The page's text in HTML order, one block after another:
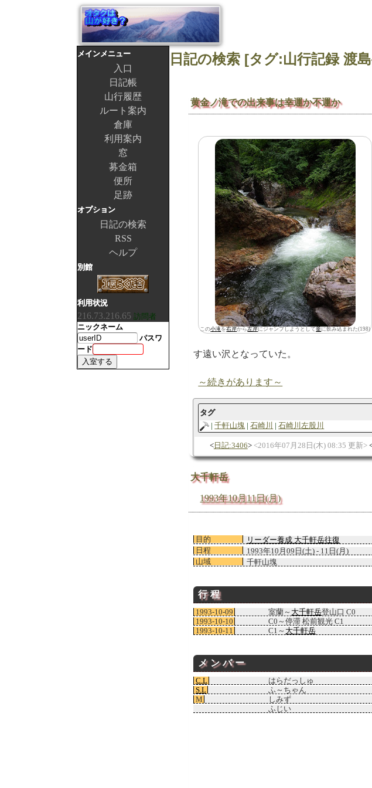
黄金ノ滝での出来事は幸運か不運か
この小滝 を右岸から左岸にジャンプしようとして釜 に飲み込まれた(198)
す遠い沢となっていた。
～続きがあります～
タグ
千軒山塊
石崎川 石崎川左股川
日記:3406 2016年07月28日(木) 08:35 更新
大千軒岳
1993年10月11日(月)
目的
リーダー養成 大千軒岳往復
日程
1993年10月09日(土) - 11日(月)
山域
千軒山塊
行程
1993-10-09 室蘭～ 大千軒岳登山口 C0
1993-10-10
C0～停滞 松前観光 C1
1993-10-11
C1～ 大千軒岳
メンバー
C.L
はらだっしゅ
S.L
ふ～ちゃん
M
しみず
ふじい
メインメニュー
入口
日記帳
山行履歴
ルート案内
倉庫
利用案内
窓
募金箱
便所
足跡
オプション
日記の検索
RSS
ヘルプ
別館
利用状況
216.73.216.65 訪問者
ニックネーム
パスワ
ード